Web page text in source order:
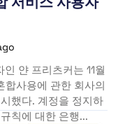
얀 프리츠커는 11월
합사용에 관한 회사의
했다. 계정을 정지하
칙에 대한 은행...